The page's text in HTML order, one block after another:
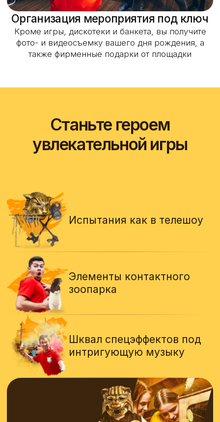
Мы провели более
10 000 праздников
и знаем, как удивить
Узнайте, сколько будет
стоить шоу для вашей
команды
Ответьте на несколько вопросов
за 3 минуты и зафиксируйте за собой
скидку *
*если предоплата происходит
в день обращения